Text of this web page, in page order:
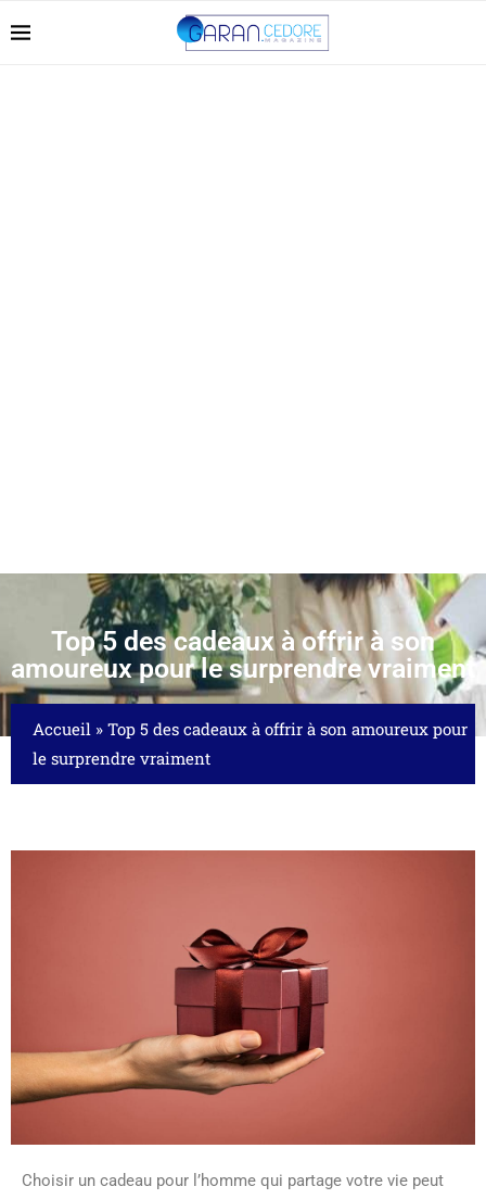
Top 5 des cadeaux à offrir à son
amoureux pour le surprendre vraiment
Accueil » Top 5 des cadeaux à offrir à son amoureux pour
le surprendre vraiment
Choisir un cadeau pour l’homme qui partage votre vie peut